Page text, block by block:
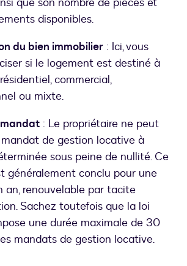
disponibles.
du bien immobilier : Ici, vous
si le logement est destiné à
commercial,
ou mixte.
: Le propriétaire ne peut
de gestion locative à
sous peine de nullité. Ce
généralement conclu pour une
an, renouvelable par tacite
Sachez toutefois que la loi
une durée maximale de 30
mandats de gestion locative.